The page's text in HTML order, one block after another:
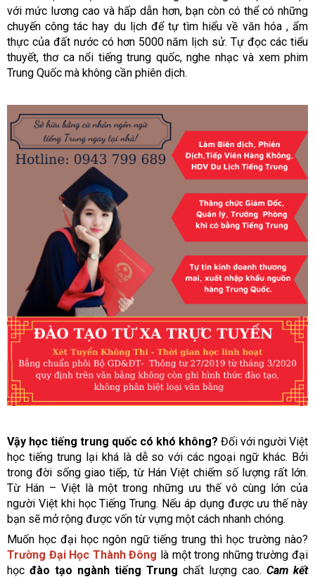
với mức lương cao và hấp dẫn hơn, bạn còn có thể có những
chuyến công tác hay du lịch để tự tìm hiểu về văn hóa , ẩm
thực của đất nước có hơn 5000 năm lịch sử. Tự đọc các tiểu
thuyết, thơ ca nổi tiếng trung quốc, nghe nhạc và xem phim
Trung Quốc mà không cần phiên dịch.
Vậy học tiếng trung quốc có khó không? Đối với người Việt
học tiếng trung lại khá là dễ so với các ngoại ngữ khác. Bởi
trong đời sống giao tiếp, từ Hán Việt chiếm số lượng rất lớn.
Từ Hán – Việt là một trong những ưu thế vô cùng lớn của
người Việt khi học Tiếng Trung. Nếu áp dụng được ưu thế này
bạn sẽ mở rộng được vốn từ vựng một cách nhanh chóng.
Muốn học đại học ngôn ngữ tiếng trung thì học trường nào?
Trường Đại Học Thành Đông là một trong những trường đại
học đào tạo ngành tiếng Trung chất lượng cao. Cam kết